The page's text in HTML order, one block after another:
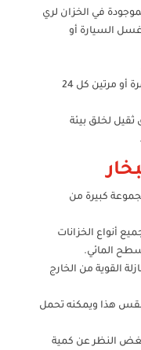
في الخزان لري
السيارة أو
من الأفضل إعادة ملء الخزان بانتظام، مرة أو مرتين كل 24
لخلق بيئة
كبيرة من
أنواع الخزانات
المائي.
القوية من الخارج
هذا ويمكنه تحمل
بغض النظر عن كمية